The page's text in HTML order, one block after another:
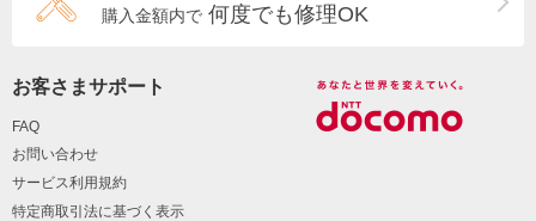
購入金額内で 何度でも修理OK
お客さまサポート
FAQ
お問い合わせ
サービス利用規約
特定商取引法に基づく表示